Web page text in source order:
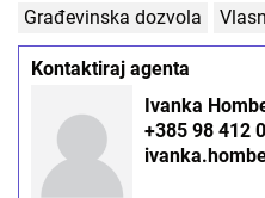
Građevinska dozvola
Kontaktiraj agenta
Ivanka
+385 98 412